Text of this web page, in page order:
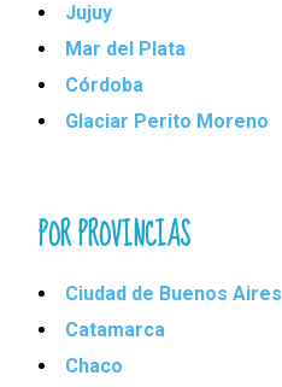
Jujuy
Mar del Plata
Córdoba
Glaciar Perito Moreno
POR PROVINCIAS
Ciudad de Buenos Aires
Catamarca
Chaco